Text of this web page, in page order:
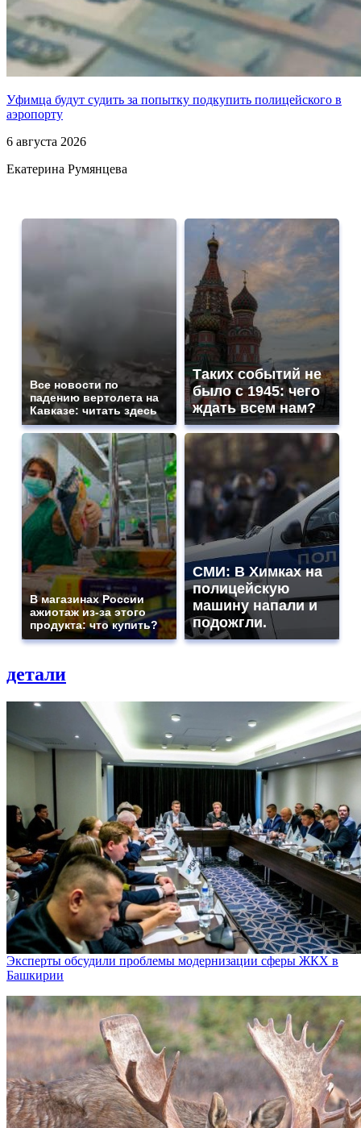
Уфимца будут судить за попытку подкупить полицейского в
аэропорту
6 августа 2026
Екатерина Румянцева
Все новости по
падению вертолета на
Кавказе: читать здесь
Таких событий не
было с 1945: чего
ждать всем нам?
В магазинах России
ажиотаж из-за этого
продукта: что купить?
СМИ: В Химках на
полицейскую
машину напали и
подожгли.
детали
Эксперты обсудили проблемы модернизации сферы ЖКХ в
Башкирии